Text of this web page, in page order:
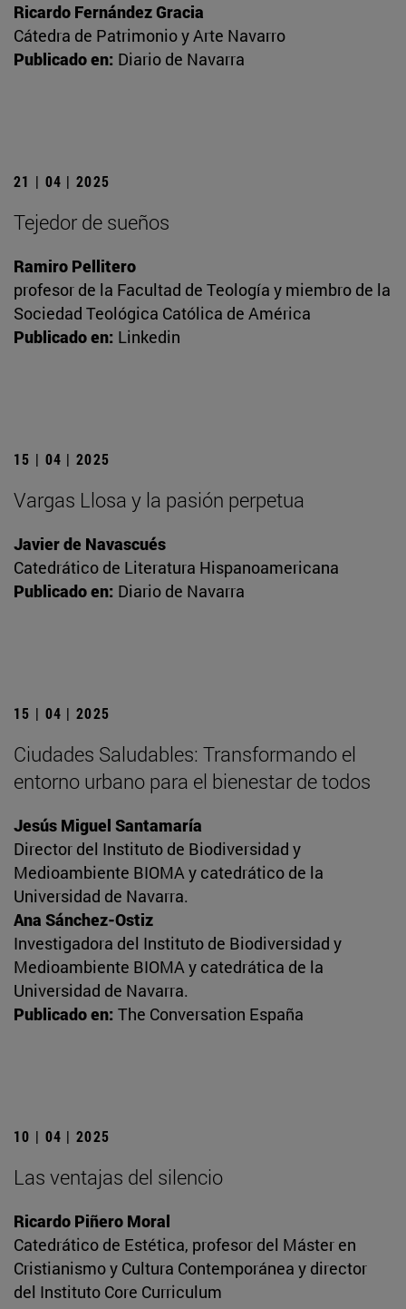
Ricardo Fernández Gracia
Cátedra de Patrimonio y Arte Navarro
Publicado en: Diario de Navarra
21 | 04 | 2025
Tejedor de sueños
Ramiro Pellitero
profesor de la Facultad de Teología y miembro de la
Sociedad Teológica Católica de América
Publicado en: Linkedin
15 | 04 | 2025
Vargas Llosa y la pasión perpetua
Javier de Navascués
Catedrático de Literatura Hispanoamericana
Publicado en: Diario de Navarra
15 | 04 | 2025
Ciudades Saludables: Transformando el
entorno urbano para el bienestar de todos
Jesús Miguel Santamaría
Director del Instituto de Biodiversidad y
Medioambiente BIOMA y catedrático de la
Universidad de Navarra.
Ana Sánchez-Ostiz
Investigadora del Instituto de Biodiversidad y
Medioambiente BIOMA y catedrática de la
Universidad de Navarra.
Publicado en: The Conversation España
10 | 04 | 2025
Las ventajas del silencio
Ricardo Piñero Moral
Catedrático de Estética, profesor del Máster en
Cristianismo y Cultura Contemporánea y director
del Instituto Core Curriculum